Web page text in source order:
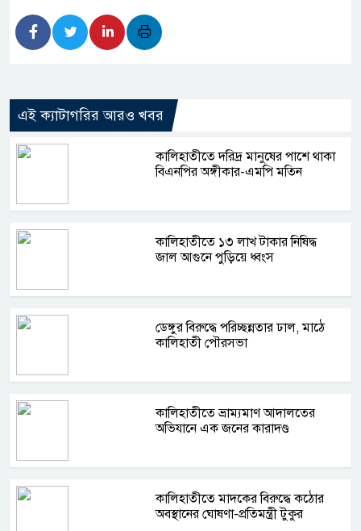
এই ক্যাটাগরির আরও খবর
কালিহাতীতে দরিদ্র মানুষের পাশে থাকা
বিএনপির অঙ্গীকার-এমপি মতিন
কালিহাতীতে ১৩ লাখ টাকার নিষিদ্ধ
জাল আগুনে পুড়িয়ে ধ্বংস
ডেঙ্গুর বিরুদ্ধে পরিচ্ছন্নতার ঢাল, মাঠে
কালিহাতী পৌরসভা
কালিহাতীতে ভ্রাম্যমাণ আদালতের
অভিযানে এক জনের কারাদণ্ড
কালিহাতীতে মাদকের বিরুদ্ধে কঠোর
অবস্থানের ঘোষণা-প্রতিমন্ত্রী টুকুর